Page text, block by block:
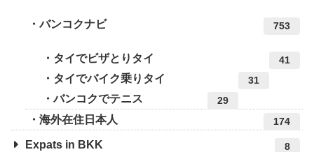
バンコクナビ 753
タイでビザとりタイ 41
タイでバイク乗りタイ 31
バンコクでテニス 29
海外在住日本人 174
Expats in BKK 8